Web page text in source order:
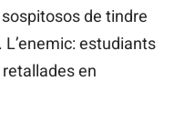
de tindre
estudiants
en